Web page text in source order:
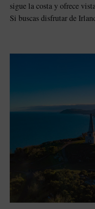
sigue la costa y ofrece
Si buscas disfrutar de